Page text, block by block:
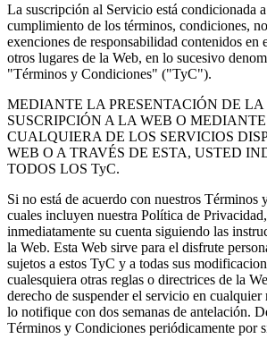
La suscripción al Servicio está condicionada
cumplimiento de los términos, condiciones,
exenciones de responsabilidad contenidos en
otros lugares de la Web, en lo sucesivo
"Términos y Condiciones" ("TyC").
MEDIANTE LA PRESENTACIÓN DE
SUSCRIPCIÓN A LA WEB O
CUALQUIERA DE LOS SERVICIOS
WEB O A TRAVÉS DE ESTA, USTED
TODOS LOS TyC.
Si no está de acuerdo con nuestros Términos
cuales incluyen nuestra Política de
inmediatamente su cuenta siguiendo las
la Web. Esta Web sirve para el disfrute
sujetos a estos TyC y a todas sus
cualesquiera otras reglas o directrices de la
derecho de suspender el servicio en
lo notifique con dos semanas de antelación.
Términos y Condiciones periódicamente por